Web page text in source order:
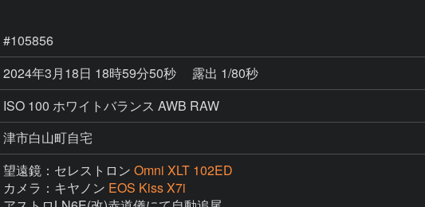
#105856
2024年3月18日 18時59分50秒
露出 1/80秒
ISO 100 ホワイトバランス AWB RAW
津市白山町自宅
望遠鏡：セレストロン Omni XLT 102ED
カメラ：キヤノン EOS Kiss X7i